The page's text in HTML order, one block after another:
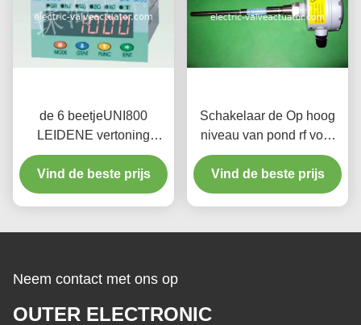
de 6 beetjeUNI800
LEIDENE vertoning
weegt het
Controlemechanisme van
de Voeder voor
Vind de beste prijs
Schakelaar de Op hoog
niveau van pond rf voor
Vloeibare en Droge
BulkVaste lichamen, Op
hoge temperatuur
Vind de beste prijs
Neem contact met ons op
OUTER ELECTRONIC